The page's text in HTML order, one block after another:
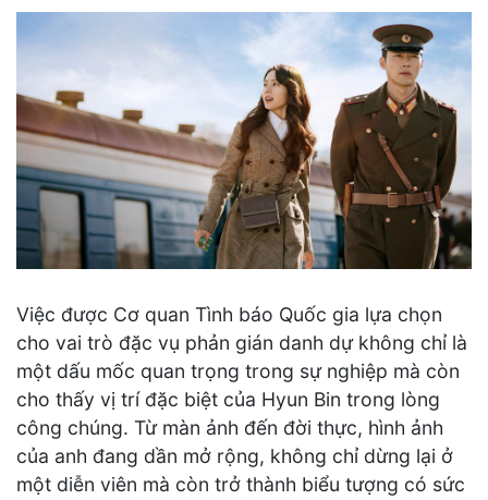
Việc được Cơ quan Tình báo Quốc gia lựa chọn
cho vai trò đặc vụ phản gián danh dự không chỉ là
một dấu mốc quan trọng trong sự nghiệp mà còn
cho thấy vị trí đặc biệt của Hyun Bin trong lòng
công chúng. Từ màn ảnh đến đời thực, hình ảnh
của anh đang dần mở rộng, không chỉ dừng lại ở
một diễn viên mà còn trở thành biểu tượng có sức